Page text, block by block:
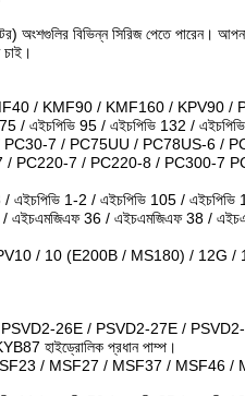
অংশগুলির বিভিন্ন সিরিজ পেতে পারেন।
চাই।
/ KMF90 / KMF160 / KPV90 /
/ এইচপিভি 95 / এইচপিভি 132 /
7 / PC75UU / PC78US-6 /
7 / PC220-8 / PC300-7
1-2 / এইচপিভি 105 / এইচপিভি
এইচএমজিএফ 36 / এইচএমজিএফ 38 /
/ 10 (E200B / MS180) / 12G
26E / PSVD2-27E /
হাইড্রোলিক প্রধান পাম্প।
/ MSF27 / MSF37 /